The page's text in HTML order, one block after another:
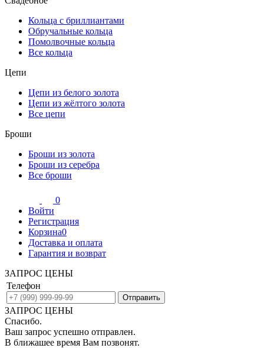
Кольца с бриллиантами
Обручальные кольца
Помолвочные кольца
Все кольца
Цепи
Цепи из белого золота
Цепи из жёлтого золота
Все цепи
Броши
Броши из золота
Броши из серебра
Все броши
0
Войти
Регистрация
Корзина0
Доставка и оплата
Гарантия и возврат
ЗАПРОС ЦЕНЫ
Телефон
ЗАПРОС ЦЕНЫ
Спасибо.
Ваш запрос успешно отправлен.
В ближашее время Вам позвонят.